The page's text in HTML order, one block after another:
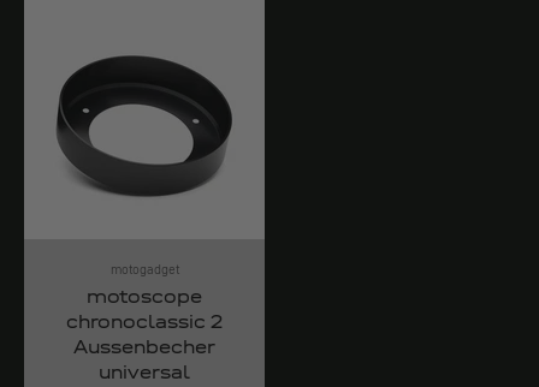
motogadget
motoscope
chronoclassic 2
Aussenbecher
universal